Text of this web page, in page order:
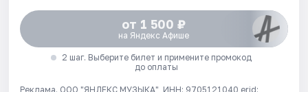
от 1 500 ₽
на Яндекс Афише
2 шаг. Выберите билет и примените промокод
до оплаты
Реклама. ООО "ЯНДЕКС МУЗЫКА", ИНН: 9705121040 erid: